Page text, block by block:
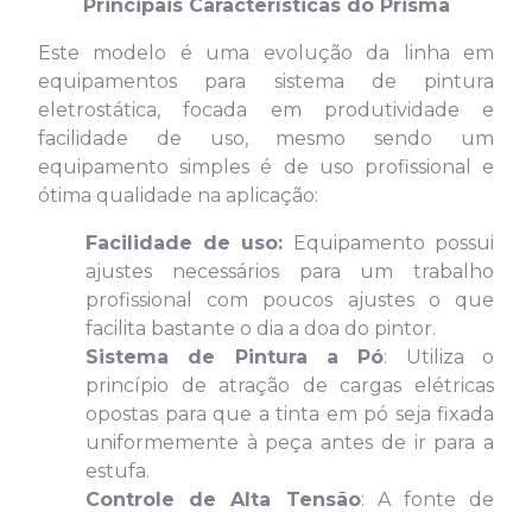
Principais Características do Prisma
Este modelo é uma evolução da linha em
equipamentos para sistema de pintura
eletrostática, focada em produtividade e
facilidade de uso, mesmo sendo um
equipamento simples é de uso profissional e
ótima qualidade na aplicação:
Facilidade de uso: Equipamento possui
ajustes necessários para um trabalho
profissional com poucos ajustes o que
facilita bastante o dia a doa do pintor.
Sistema de Pintura a Pó: Utiliza o
princípio de atração de cargas elétricas
opostas para que a tinta em pó seja fixada
uniformemente à peça antes de ir para a
estufa.
Controle de Alta Tensão: A fonte de